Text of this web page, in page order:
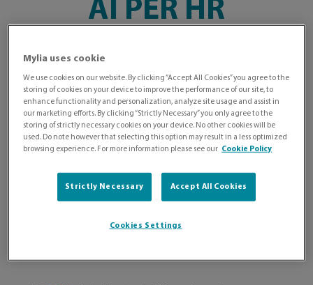
AI PER HR
Mylia uses cookie
We use cookies on our website. By clicking “Accept All Cookies” you agree to the
storing of cookies on your device to improve the performance of our site, to
enhance functionality and personalization, analyze site usage and assist in
our marketing efforts. By clicking “Strictly Necessary” you only agree to the
storing of strictly necessary cookies on your device. No other cookies will be
used. Do note however that selecting this option may result in a less optimized
browsing experience. For more information please see our Cookie Policy
Strictly Necessary Accept All Cookies
Cookies Settings